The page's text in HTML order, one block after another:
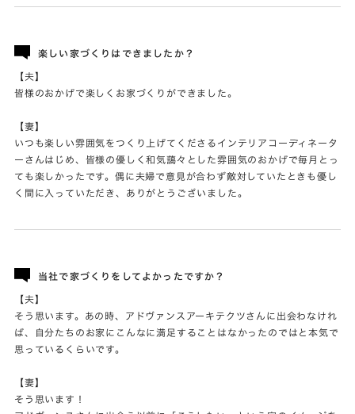
楽しい家づくりはできましたか？
【夫】
皆様のおかげで楽しくお家づくりができました。
【妻】
いつも楽しい雰囲気をつくり上げてくださるインテリアコーディネータ
ーさんはじめ、皆様の優しく和気藹々とした雰囲気のおかげで毎月とっ
ても楽しかったです。偶に夫婦で意見が合わず敵対していたときも優し
く間に入っていただき、ありがとうございました。
当社で家づくりをしてよかったですか？
【夫】
そう思います。あの時、アドヴァンスアーキテクツさんに出会わなけれ
ば、自分たちのお家にこんなに満足することはなかったのではと本気で
思っているくらいです。
【妻】
そう思います！